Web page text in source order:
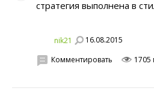
стратегия выполнена в
nik21 16.08.2015
Комментировать 1705